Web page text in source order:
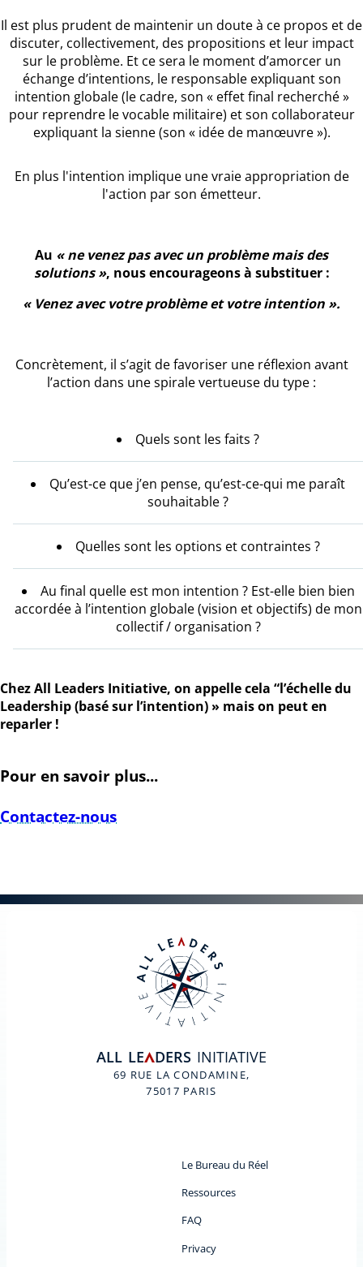
Il est plus prudent de maintenir un doute à ce propos et de
discuter, collectivement, des propositions et leur impact
sur le problème. Et ce sera le moment d’amorcer un
échange d’intentions, le responsable expliquant son
intention globale (le cadre, son « effet final recherché »
pour reprendre le vocable militaire) et son collaborateur
expliquant la sienne (son « idée de manœuvre »).
En plus l'intention implique une vraie appropriation de
l'action par son émetteur.
Au « ne venez pas avec un problème mais des
solutions », nous encourageons à substituer :
« Venez avec votre problème et votre intention ».
Concrètement, il s’agit de favoriser une réflexion avant
l’action dans une spirale vertueuse du type :
Quels sont les faits ?
Qu’est-ce que j’en pense, qu’est-ce-qui me paraît
souhaitable ?
Quelles sont les options et contraintes ?
Au final quelle est mon intention ? Est-elle bien bien
accordée à l’intention globale (vision et objectifs) de mon
collectif / organisation ?
Chez All Leaders Initiative, on appelle cela “l’échelle du
Leadership (basé sur l’intention) » mais on peut en
reparler !
Pour en savoir plus...
Contactez-nous
ALL LEADERS INITIATIVE
69 RUE LA CONDAMINE,
75017 PARIS
Le Bureau du Réel
Ressources
FAQ
Privacy